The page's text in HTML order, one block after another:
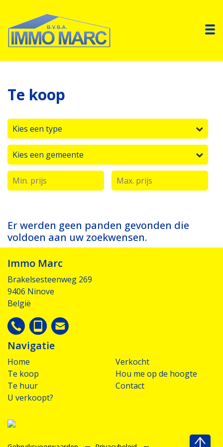
Te koop
Kies een type
Kies een gemeente
Er werden geen panden gevonden die
voldoen aan uw zoekwensen.
Immo Marc
Brakelsesteenweg 269
9406 Ninove
België
Navigatie
Home
Te koop
Te huur
U verkoopt?
Verkocht
Hou me op de hoogte
Contact